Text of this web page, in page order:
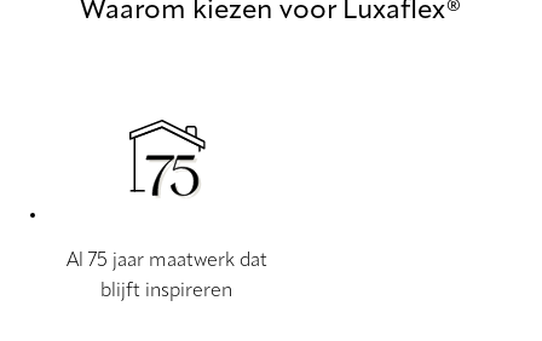
Waarom kiezen voor Luxaflex®
Al 75 jaar maatwerk dat
blijft inspireren